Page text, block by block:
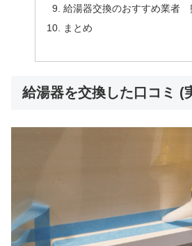
給湯器交換のおすすめ業者
まとめ
給湯器を交換した口コミ (